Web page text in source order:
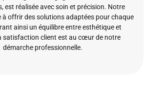
est réalisée avec soin et précision. Notre
à offrir des solutions adaptées pour chaque
ainsi un équilibre entre esthétique et
satisfaction client est au cœur de notre
démarche professionnelle.